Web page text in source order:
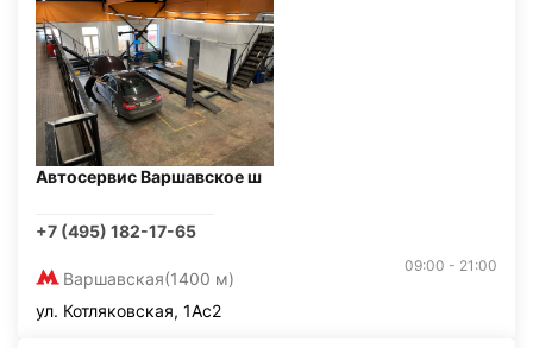
Автосервис Варшавское ш
+7 (495) 182-17-65
Варшавская(1400 м)
09:00 - 21:00
ул. Котляковская, 1Ас2